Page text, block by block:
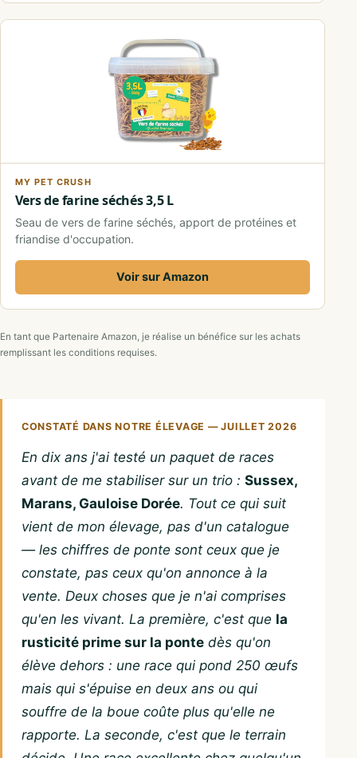
MY PET CRUSH
Vers de farine séchés 3,5 L
Seau de vers de farine séchés, apport de protéines et
friandise d'occupation.
Voir sur Amazon
En tant que Partenaire Amazon, je réalise un bénéfice sur les achats
remplissant les conditions requises.
CONSTATÉ DANS NOTRE ÉLEVAGE — JUILLET 2026
En dix ans j'ai testé un paquet de races
avant de me stabiliser sur un trio : Sussex,
Marans, Gauloise Dorée. Tout ce qui suit
vient de mon élevage, pas d'un catalogue
— les chiffres de ponte sont ceux que je
constate, pas ceux qu'on annonce à la
vente. Deux choses que je n'ai comprises
qu'en les vivant. La première, c'est que la
rusticité prime sur la ponte dès qu'on
élève dehors : une race qui pond 250 œufs
mais qui s'épuise en deux ans ou qui
souffre de la boue coûte plus qu'elle ne
rapporte. La seconde, c'est que le terrain